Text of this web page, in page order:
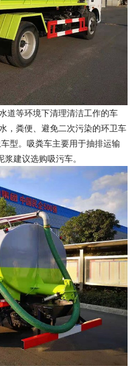
道等环境下清理清洁工作的车
，粪便、避免二次污染的环卫车
型。吸粪车主要用于抽排运输
建议选购吸污车。